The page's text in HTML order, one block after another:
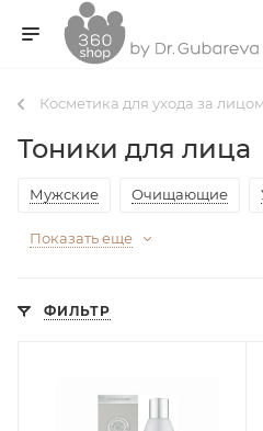
Косметика для ухода за лицом
Тоники для лица
Мужские Очищающие
Показать еще
ФИЛЬТР